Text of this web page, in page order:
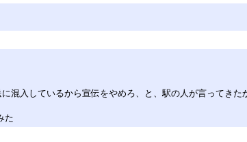
混入しているから宣伝をやめろ、と、駅の人が言ってき
た